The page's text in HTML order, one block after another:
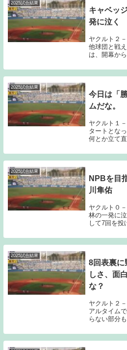
2025試合結果
キャベッ
発に泣く
ヤクルト２
他球団と戦
は、開幕か
ている。し
ホームラン
2025試合結果
今日は「
ムだな。
ヤクルト１
タートとな
何とか立て
子園、横浜
のビジター6
2025試合結果
NPBを目
川隼佑
ヤクルト０
林の一発に
して7回を投
待以上のス
力のあるス
2025試合結果
8回表裏に
しさ、面
な？
ヤクルト２
アルタイム
らない部分
ではないだ
安打6与四死